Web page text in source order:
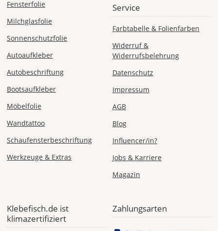
Fensterfolie
Milchglasfolie
Sonnenschutzfolie
Autoaufkleber
Autobeschriftung
Bootsaufkleber
Möbelfolie
Wandtattoo
Schaufensterbeschriftung
Werkzeuge & Extras
Service
Farbtabelle & Folienfarben
Widerruf &
Widerrufsbelehrung
Datenschutz
Impressum
AGB
Blog
Influencer/in?
Jobs & Karriere
Magazin
Klebefisch.de ist
klimazertifiziert
Zahlungsarten